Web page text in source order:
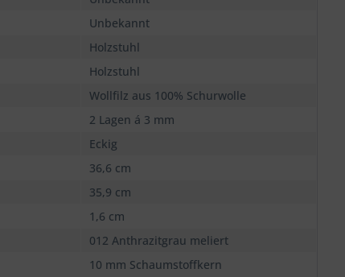
Unbekannt
Holzstuhl
Holzstuhl
Wollfilz aus 100% Schurwolle
2 Lagen á 3 mm
Eckig
36,6 cm
35,9 cm
1,6 cm
012 Anthrazitgrau meliert
10 mm Schaumstoffkern